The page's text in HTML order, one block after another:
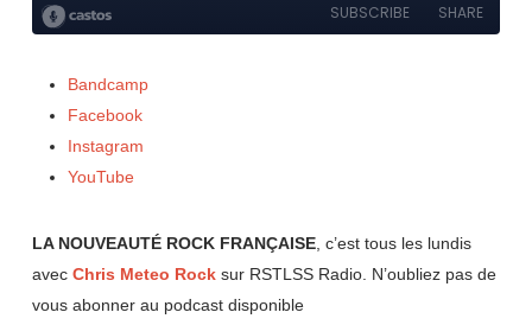
Bandcamp
Facebook
Instagram
YouTube
LA NOUVEAUTÉ ROCK FRANÇAISE, c’est tous les lundis
avec Chris Meteo Rock sur RSTLSS Radio. N’oubliez pas de
vous abonner au podcast disponible